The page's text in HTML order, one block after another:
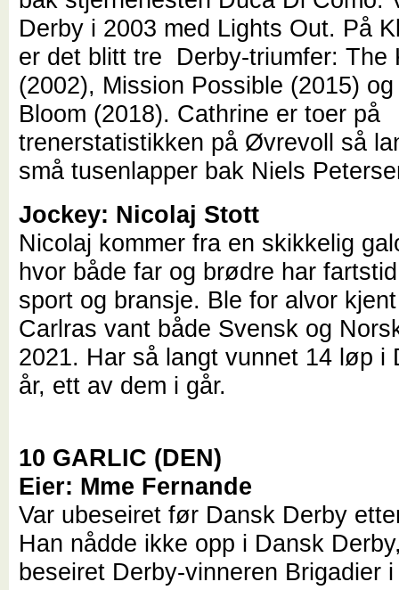
Derby i 2003 med Lights Out. På
er det blitt tre Derby-triumfer: The
(2002), Mission Possible (2015)
Bloom (2018). Cathrine er toer på
trenerstatistikken på Øvrevoll så
små tusenlapper bak Niels
Jockey: Nicolaj Stott
Nicolaj kommer fra en skikkelig
hvor både far og brødre har
sport og bransje. Ble for alvor
Carlras vant både Svensk og
2021. Har så langt vunnet 14 løp i
år, ett av dem i går.
10 GARLIC (DEN)
Eier: Mme Fernande
Var ubeseiret før Dansk Derby
Han nådde ikke opp i Dansk
beseiret Derby-vinneren Brigadier